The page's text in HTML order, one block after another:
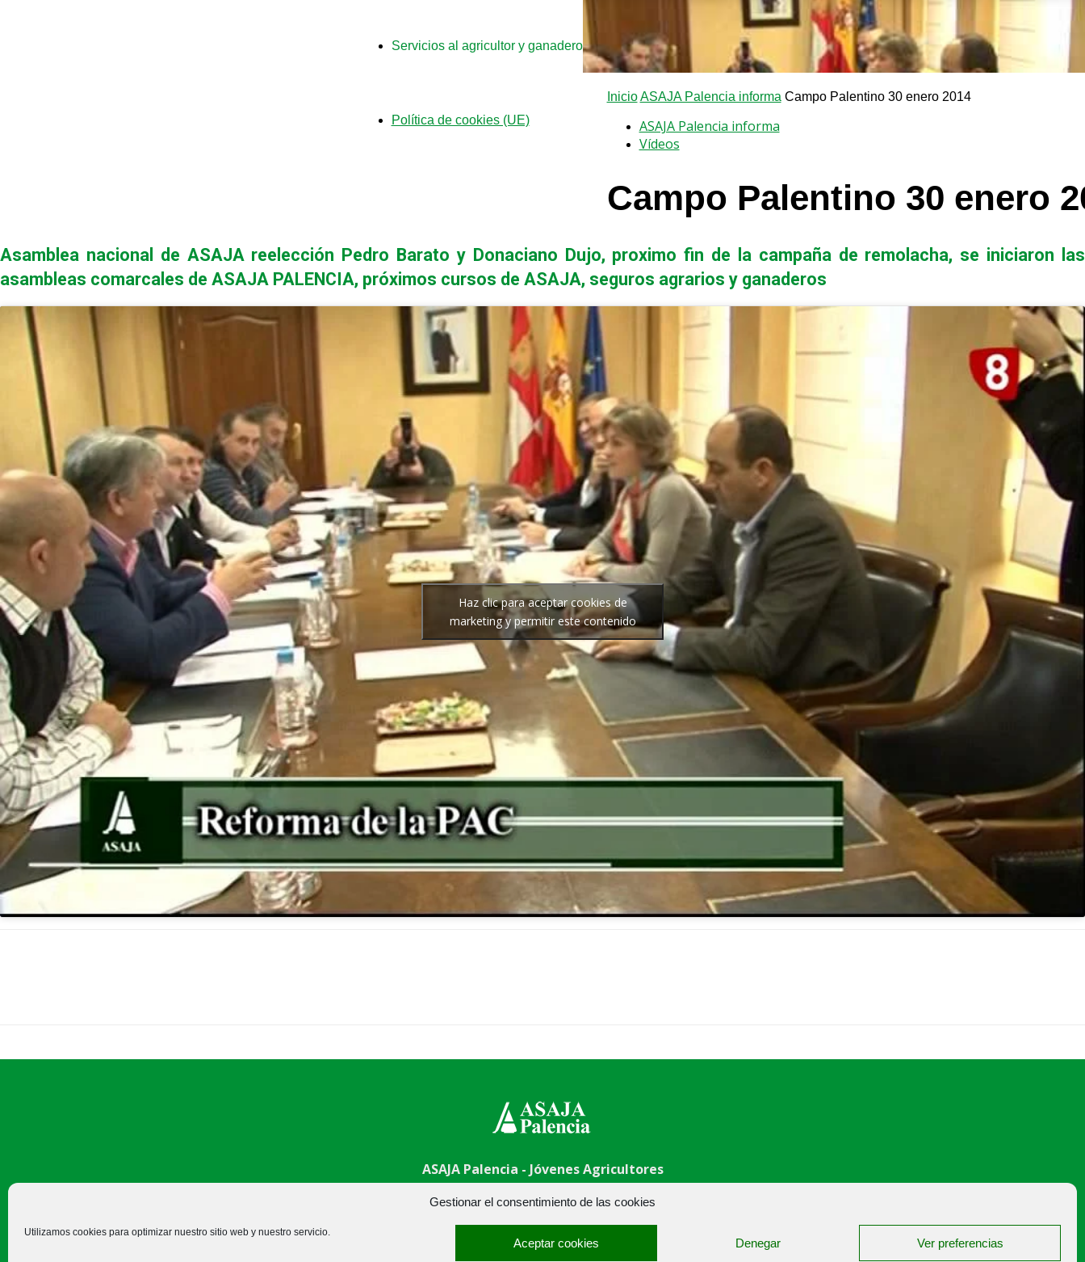
Gestionar el consentimiento de las cookies
Utilizamos cookies para optimizar nuestro sitio web y nuestro servicio.
Aceptar cookies Denegar Ver preferencias
Servicios al agricultor y ganadero
Política de cookies (UE)
Inicio ASAJA Palencia informa Campo Palentino 30 enero 2014
ASAJA Palencia informa
Vídeos
Campo Palentino 30 enero
Asamblea nacional de ASAJA reelección Pedro Barato y Donaciano Dujo, proximo fin de la campaña de remolacha, se iniciaron las
asambleas comarcales de ASAJA PALENCIA, próximos cursos de ASAJA, seguros agrarios y ganaderos
Haz clic para aceptar cookies de
marketing y permitir este contenido
ASAJA Palencia - Jóvenes Agricultores